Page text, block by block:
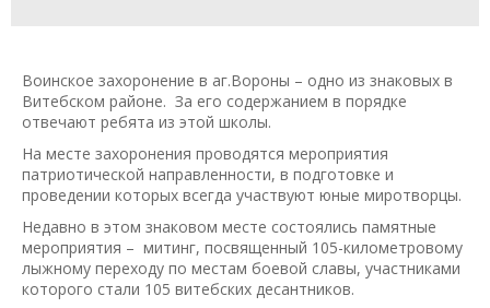
Воинское захоронение в аг.Вороны – одно из знаковых в
Витебском районе. За его содержанием в порядке
отвечают ребята из этой школы.
На месте захоронения проводятся мероприятия
патриотической направленности, в подготовке и
проведении которых всегда участвуют юные миротворцы.
Недавно в этом знаковом месте состоялись памятные
мероприятия – митинг, посвященный 105-километровому
лыжному переходу по местам боевой славы, участниками
которого стали 105 витебских десантников.